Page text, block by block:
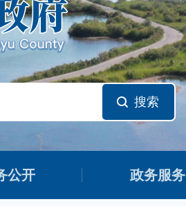
搜索
公开 政务服务